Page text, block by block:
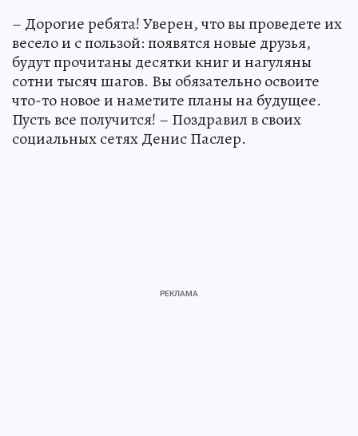
– Дорогие ребята! Уверен, что вы проведете их
весело и с пользой: появятся новые друзья,
будут прочитаны десятки книг и нагуляны
сотни тысяч шагов. Вы обязательно освоите
что-то новое и наметите планы на будущее.
Пусть все получится! – Поздравил в своих
социальных сетях Денис Паслер.